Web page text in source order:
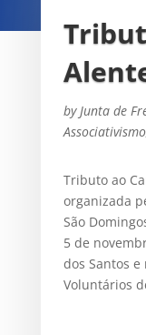
by Junta de
Associativismo
Tributo ao
organizada
São
5 de
dos Santos
Voluntários